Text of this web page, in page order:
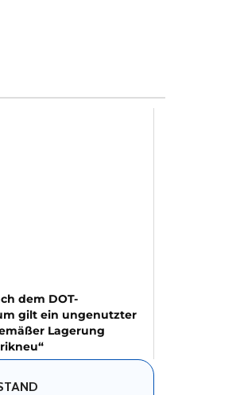
dem DOT-
gilt ein ungenutzter
Lagerung